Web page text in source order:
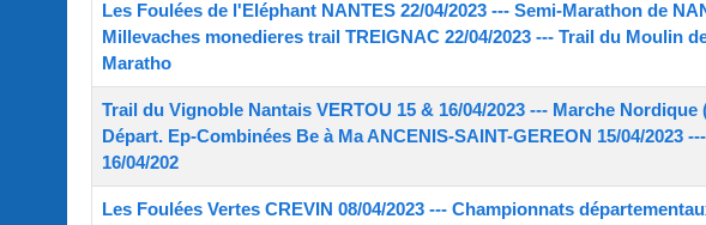
Les Foulées de l'Eléphant NANTES 22/04/2023 --- Semi-Marathon de
Millevaches monedieres trail TREIGNAC 22/04/2023 --- Trail du Moulin
Maratho
Trail du Vignoble Nantais VERTOU 15 & 16/04/2023 --- Marche
Départ. Ep-Combinées Be à Ma ANCENIS-SAINT-GEREON 15/04/
16/04/202
Les Foulées Vertes CREVIN 08/04/2023 --- Championnats